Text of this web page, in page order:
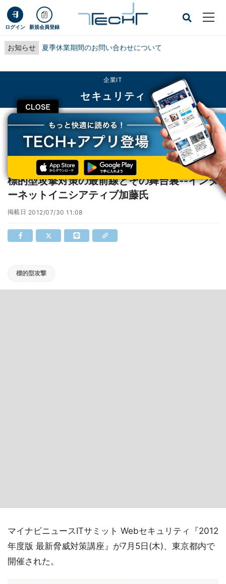
ログイン 新規会員登録
お知らせ 夏季休業期間のお問い合わせについて
CLOSE
企業IT
セキュリティ
TECH+ 企業IT
セキュリティ
標的型攻撃対策の最前線とその舞台裏--インターネットイニシアティブ加藤氏
標的型攻撃対策の最前線とその舞台裏--インタ
ーネットイニシアティブ加藤氏
掲載日 2012/07/30 11:08
標的型攻撃
マイナビニュースITサミット Webセキュリティ『2012
年度版 最新脅威対策講座』が7月5日(木)、東京都内で
開催された。